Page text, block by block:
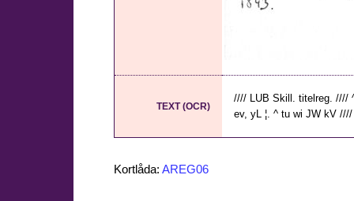
TEXT (OCR)
//// LUB Skill. titelreg. ////
ev, yL ¦. ^ tu wi JW kV
Kortlåda: AREG06